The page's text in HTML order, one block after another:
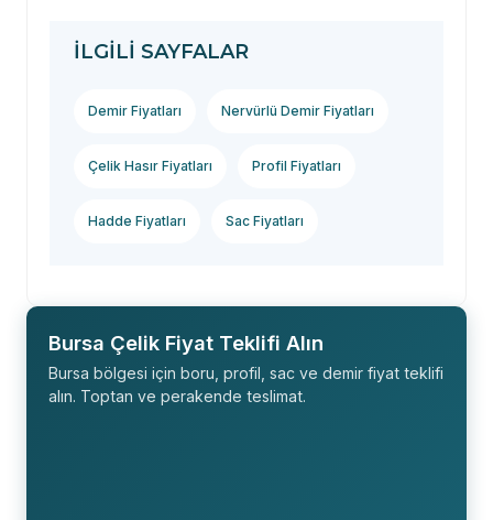
İLGILI SAYFALAR
Demir Fiyatları Nervürlü Demir Fiyatları
Çelik Hasır Fiyatları Profil Fiyatları
Hadde Fiyatları Sac Fiyatları
Bursa Çelik Fiyat Teklifi Alın
Bursa bölgesi için boru, profil, sac ve demir fiyat teklifi
alın. Toptan ve perakende teslimat.